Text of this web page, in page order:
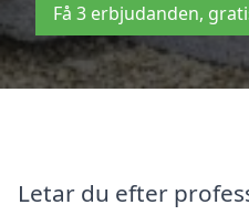
Få 3 erbjudanden,
Letar du efter